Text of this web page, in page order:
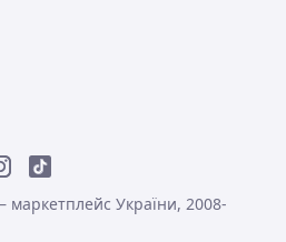
України, 2008-